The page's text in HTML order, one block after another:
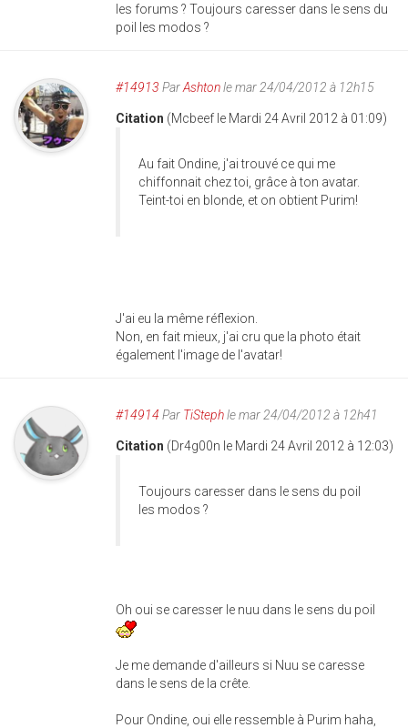
les forums ? Toujours caresser dans le sens du
poil les modos ?
#14913 ParAshtonle mar 24/04/2012 à 12h15
Citation (Mcbeef le Mardi 24 Avril 2012 à 01:09)
Au fait Ondine, j'ai trouvé ce qui me
chiffonnait chez toi, grâce à ton avatar.
Teint-toi en blonde, et on obtient Purim!
J'ai eu la même réflexion.
Non, en fait mieux, j'ai cru que la photo était
également l'image de l'avatar!
#14914 Par TiStephle mar 24/04/2012 à 12h41
Citation (Dr4g00n le Mardi 24 Avril 2012 à 12:03)
Toujours caresser dans le sens du poil
les modos ?
Oh oui se caresser le nuu dans le sens du poil
Je me demande d'ailleurs si Nuu se caresse
dans le sens de la crête.
Pour Ondine, oui elle ressemble à Purim haha,